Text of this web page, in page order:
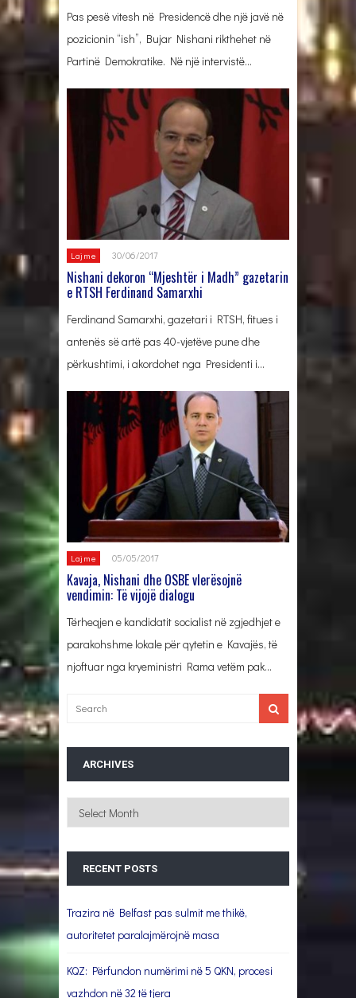
Pas pesë vitesh në Presidencë dhe një javë në
pozicionin “ish”, Bujar Nishani rikthehet në
Partinë Demokratike. Në një intervistë…
Lajme 30/06/2017
Nishani dekoron “Mjeshtër i Madh” gazetarin
e RTSH Ferdinand Samarxhi
Ferdinand Samarxhi, gazetari i RTSH, fitues i
antenës së artë pas 40-vjetëve pune dhe
përkushtimi, i akordohet nga Presidenti i…
Lajme 05/05/2017
Kavaja, Nishani dhe OSBE vlerësojnë
vendimin: Të vijojë dialogu
Tërheqjen e kandidatit socialist në zgjedhjet e
parakohshme lokale për qytetin e Kavajës, të
njoftuar nga kryeministri Rama vetëm pak…
ARCHIVES
Archives
RECENT POSTS
Trazira në Belfast pas sulmit me thikë,
autoritetet paralajmërojnë masa
KQZ: Përfundon numërimi në 5 QKN, procesi
vazhdon në 32 të tjera